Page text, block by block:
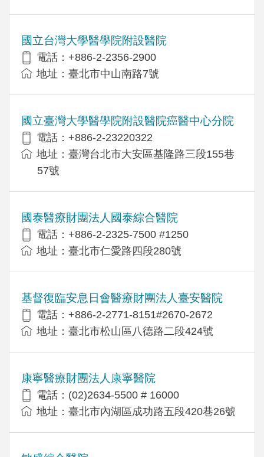
國立台灣大學醫學院附設醫院
電話：+886-2-2356-2900
地址：臺北市中山南路7號
國立臺灣大學醫學院附設醫院癌醫中心分院
電話：+886-2-23220322
地址：臺灣台北市大安區基隆路三段155巷
57號
國泰醫療財團法人國泰綜合醫院
電話：+886-2-2325-7500 #1250
地址：臺北市仁愛路四段280號
基督復臨安息日會醫療財團法人臺安醫院
電話：+886-2-2771-8151#2670-2672
地址：臺北市松山區八德路二段424號
康寧醫療財團法人康寧醫院
電話：(02)2634-5500 # 16000
地址：臺北市內湖區成功路五段420巷26號